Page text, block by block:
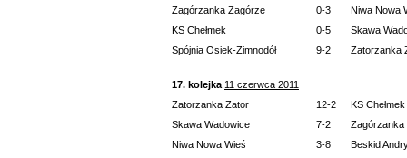
Zagórzanka Zagórze 0-3
Niwa Nowa
KS Chełmek
0-5
Skawa
Spójnia Osiek-Zimnodół
9-2 Zatorzanka
17. kolejka 11 czerwca 2011
Zatorzanka Zator
12-2
KS Chełmek
Skawa Wadowice
7-2
Zagórzanka
Niwa Nowa Wieś
3-8
Beskid